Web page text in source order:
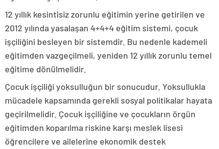
12 yıllık kesintisiz zorunlu eğitimin yerine getirilen ve
2012 yılında yasalaşan 4+4+4 eğitim sistemi, çocuk
işçiliğini besleyen bir sistemdir. Bu nedenle kademeli
eğitimden vazgeçilmeli, yeniden 12 yıllık zorunlu temel
eğitime dönülmelidir.
Çocuk işçiliği yoksulluğun bir sonucudur. Yoksullukla
mücadele kapsamında gerekli sosyal politikalar hayata
geçirilmelidir. Çocuk işçiliğine ve çocukların örgün
eğitimden koparılma riskine karşı meslek lisesi
öğrencilere ve ailelerine ekonomik destek